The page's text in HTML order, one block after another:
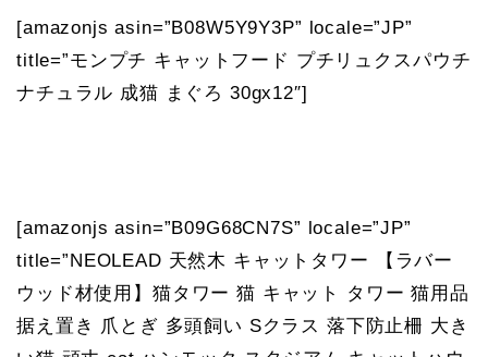
[amazonjs asin=”B08W5Y9Y3P” locale=”JP”
title=”モンプチ キャットフード プチリュクスパウチ
ナチュラル 成猫 まぐろ 30gx12″]
[amazonjs asin=”B09G68CN7S” locale=”JP”
title=”NEOLEAD 天然木 キャットタワー 【ラバー
ウッド材使用】猫タワー 猫 キャット タワー 猫用品
据え置き 爪とぎ 多頭飼い Sクラス 落下防止柵 大き